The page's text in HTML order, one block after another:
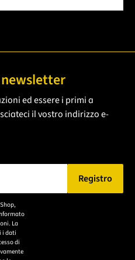
ed essere i primi a
il vostro indirizzo e-
Adresse ein.
Registro
La
i dati
di